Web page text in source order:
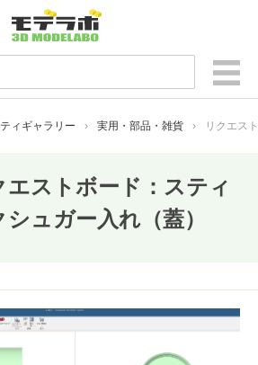
ィギャラリー 実用・部品・雑貨 リクエス
エストボード：スティ
シュガー入れ（蓋）